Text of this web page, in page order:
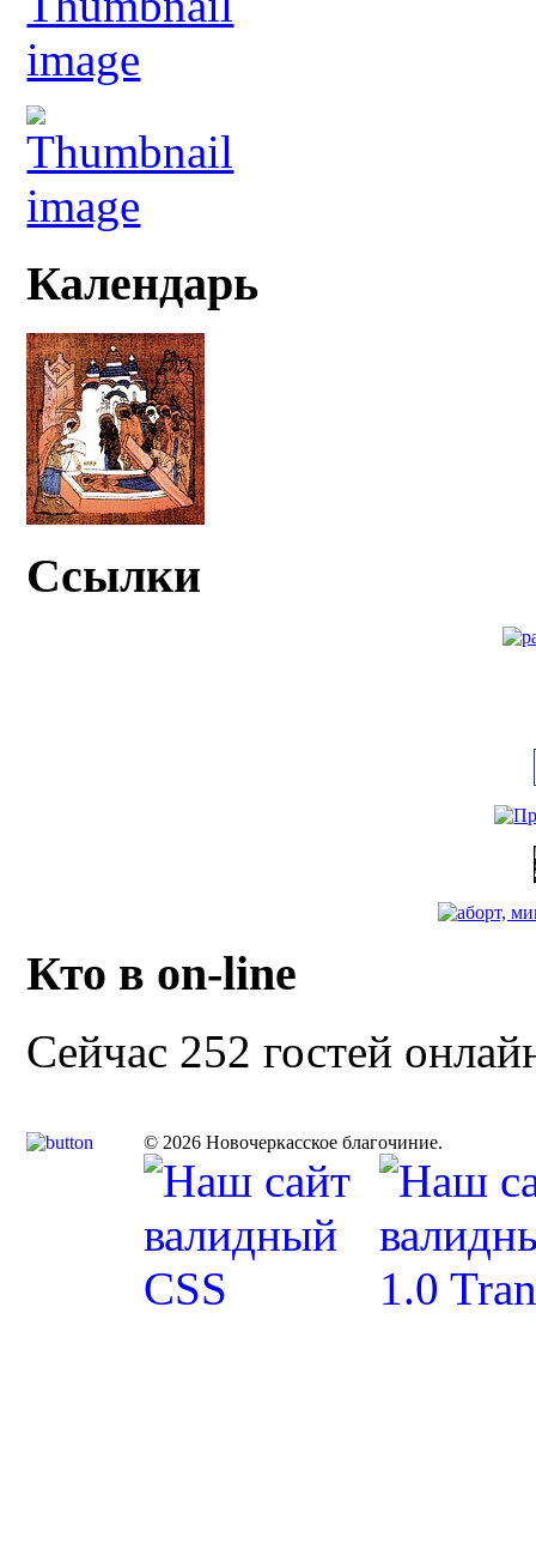
Календарь
Ссылки
Кто в on-line
Сейчас 252 гостей
© 2026 Новочеркасское благочиние.